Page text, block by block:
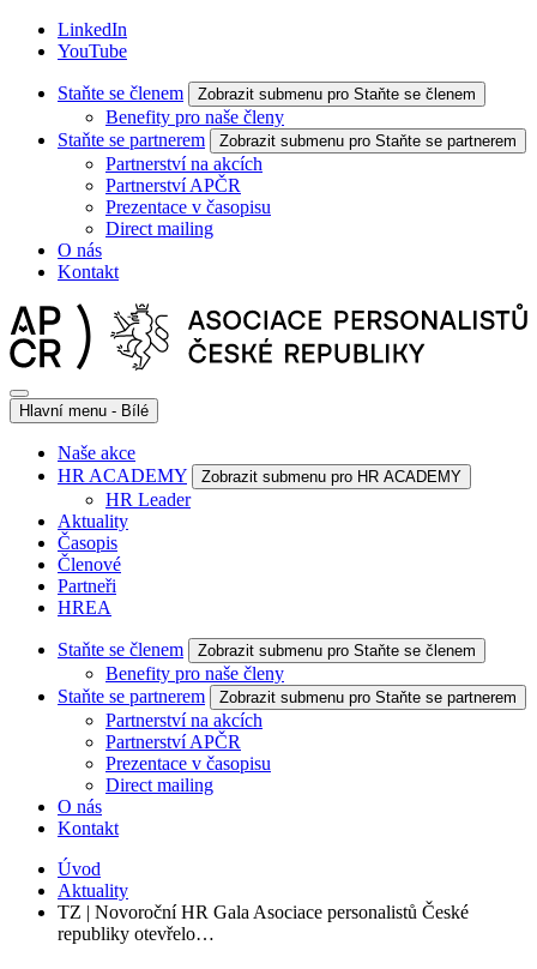
LinkedIn
YouTube
Staňte se členem Zobrazit submenu pro Staňte se členem
Benefity pro naše členy
Staňte se partnerem
Zobrazit submenu pro Staňte se partnerem
Partnerství na akcích
Partnerství APČR
Prezentace v časopisu
Direct mailing
O nás
Kontakt
Hlavní menu - Bílé
Naše akce
HR ACADEMY
Zobrazit submenu pro HR ACADEMY
HR Leader
Aktuality
Časopis
Členové
Partneři
HREA
Staňte se členem Zobrazit submenu pro Staňte se členem
Benefity pro naše členy
Staňte se partnerem
Zobrazit submenu pro Staňte se partnerem
Partnerství na akcích
Partnerství APČR
Prezentace v časopisu
Direct mailing
O nás
Kontakt
Úvod
Aktuality
TZ | Novoroční HR Gala Asociace personalistů České
republiky otevřelo…